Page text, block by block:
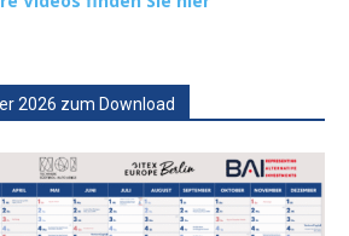
2026 zum Download